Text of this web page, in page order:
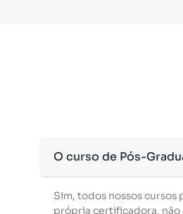
O curso de Pós-
Sim, todos nossos
própria certificadora,